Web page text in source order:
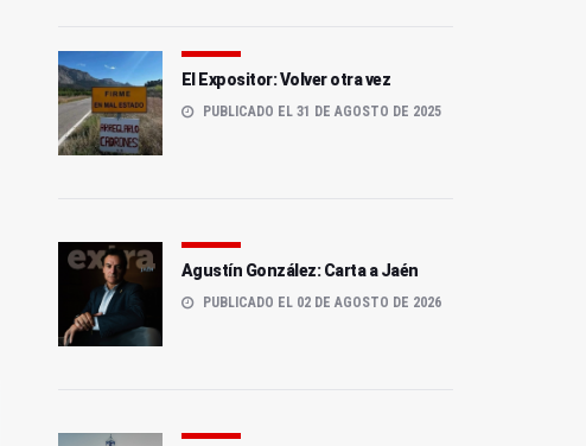
El Expositor: Volver otra vez
PUBLICADO EL 31 DE AGOSTO DE 2025
Agustín González: Carta a Jaén
PUBLICADO EL 02 DE AGOSTO DE 2026